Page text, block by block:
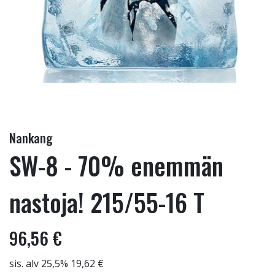
Nankang
SW-8 - 70% enemmän
nastoja! 215/55-16 T
96,56 €
sis. alv 25,5% 19,62 €